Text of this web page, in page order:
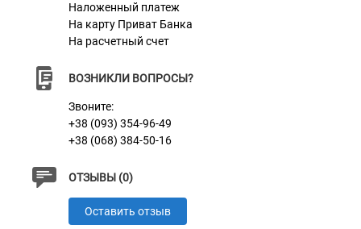
Наложенный платеж
На карту Приват Банка
На расчетный счет
ВОЗНИКЛИ ВОПРОСЫ?
Звоните:
+38 (093) 354-96-49
+38 (068) 384-50-16
ОТЗЫВЫ (0)
Оставить отзыв